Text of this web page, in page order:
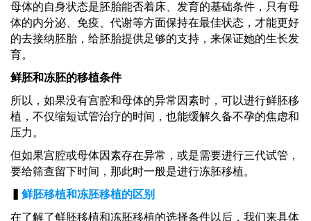
母体的自身状态是胚胎能否着床、发育的基础条件，只有母
体的内分泌、免疫、代谢等方面保持在最佳状态，才能更好
的去接纳胚胎，给胚胎提供足够的支持，来保证她的生长发
育。
鲜胚和冻胚的移植条件
所以，如果没有宫腔和母体的异常因素时，可以进行鲜胚移
植，不仅缩短试管治疗的时间，也能缓解久备不孕的焦虑和
压力。
但如果宫腔或母体因素存在异常，或是需要进行三代试管，
要给筛查留下时间，那此时一般是进行冻胚移植。
鲜胚移植和冻胚移植的区别
在了解了鲜胚移植和冻胚移植的选择条件以后，我们来具体